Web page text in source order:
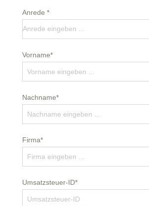
Anrede *
Vorname*
Nachname*
Firma*
Umsatzsteuer-ID*